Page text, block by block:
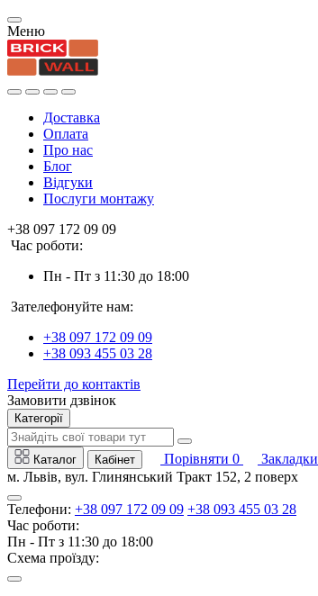
Меню
Доставка
Оплата
Про нас
Блог
Відгуки
Послуги монтажу
+38 097 172 09 09
Час роботи:
Пн - Пт з 11:30 до 18:00
Зателефонуйте нам:
+38 097 172 09 09
+38 093 455 03 28
Перейти до контактів
Замовити дзвінок
Категорії
Каталог Кабінет Порівняти 0 Закладки
м. Львів, вул. Глинянський Тракт 152, 2 поверх
Телефони: +38 097 172 09 09 +38 093 455 03 28
Час роботи:
Пн - Пт з 11:30 до 18:00
Схема проїзду: